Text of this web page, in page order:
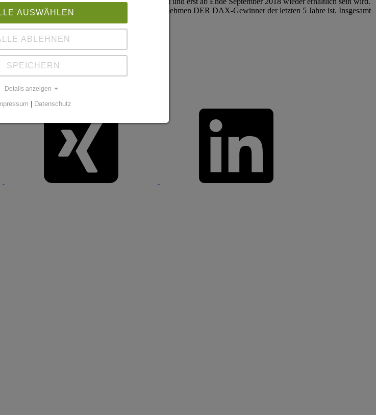
ist es also nicht verwunderlich, dass das Unternehmen DER DAX-Gewinner der letzten 5 Jahre ist. Insgesamt
über die ETF-Vermögensverwaltung der RWB.
AUSWÄHLEN
ABLEHNEN
SPEICHERN
Details anzeigen
Datenschutz